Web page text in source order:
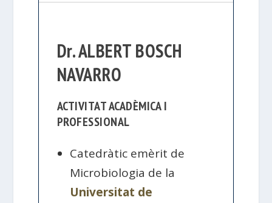
Dr. ALBERT BOSCH
NAVARRO
ACTIVITAT ACADÈMICA I
PROFESSIONAL
Catedràtic emèrit de
Microbiologia de la
Universitat de